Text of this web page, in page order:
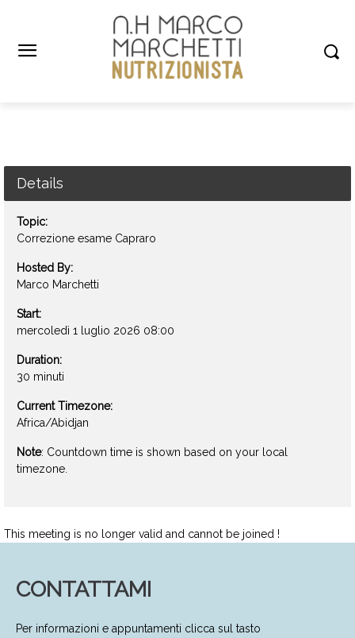
Details
Topic:
Correzione esame Capraro
Hosted By:
Marco Marchetti
Start:
mercoledì 1 luglio 2026 08:00
Duration:
30 minuti
Current Timezone:
Africa/Abidjan
Note: Countdown time is shown based on your local
timezone.
This meeting is no longer valid and cannot be joined !
CONTATTAMI
Per informazioni e appuntamenti clicca sul tasto